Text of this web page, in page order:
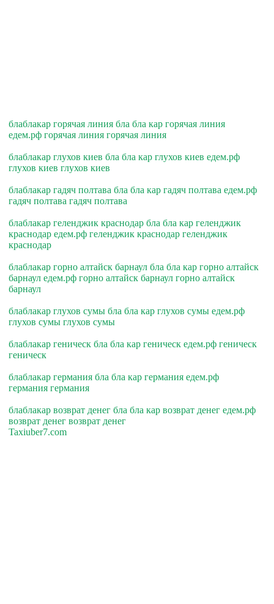
блаблакар горячая линия бла бла кар горячая линия
едем.рф горячая линия горячая линия
блаблакар глухов киев бла бла кар глухов киев едем.рф
глухов киев глухов киев
блаблакар гадяч полтава бла бла кар гадяч полтава едем.рф
гадяч полтава гадяч полтава
блаблакар геленджик краснодар бла бла кар геленджик
краснодар едем.рф геленджик краснодар геленджик
краснодар
блаблакар горно алтайск барнаул бла бла кар горно алтайск
барнаул едем.рф горно алтайск барнаул горно алтайск
барнаул
блаблакар глухов сумы бла бла кар глухов сумы едем.рф
глухов сумы глухов сумы
блаблакар геническ бла бла кар геническ едем.рф геническ
геническ
блаблакар германия бла бла кар германия едем.рф
германия германия
блаблакар возврат денег бла бла кар возврат денег едем.рф
возврат денег возврат денег
Taxiuber7.com